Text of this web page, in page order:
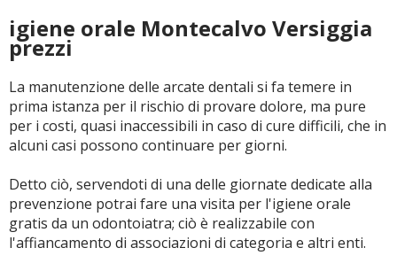
igiene orale Montecalvo Versiggia
prezzi
La manutenzione delle arcate dentali si fa temere in
prima istanza per il rischio di provare dolore, ma pure
per i costi, quasi inaccessibili in caso di cure difficili, che in
alcuni casi possono continuare per giorni.
Detto ciò, servendoti di una delle giornate dedicate alla
prevenzione potrai fare una visita per l'igiene orale
gratis da un odontoiatra; ciò è realizzabile con
l'affiancamento di associazioni di categoria e altri enti.